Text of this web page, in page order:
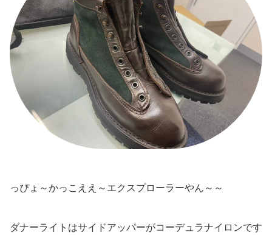
っぴょ～かっこええ～エクスプローラーやん～～
ダナーライトはサイドアッパーがコーデュラナイロンです